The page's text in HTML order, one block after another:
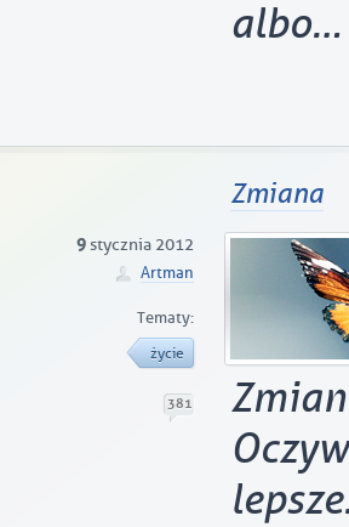
albo…
Zmiana
9stycznia 2012
Artman
Tematy:
życie
381